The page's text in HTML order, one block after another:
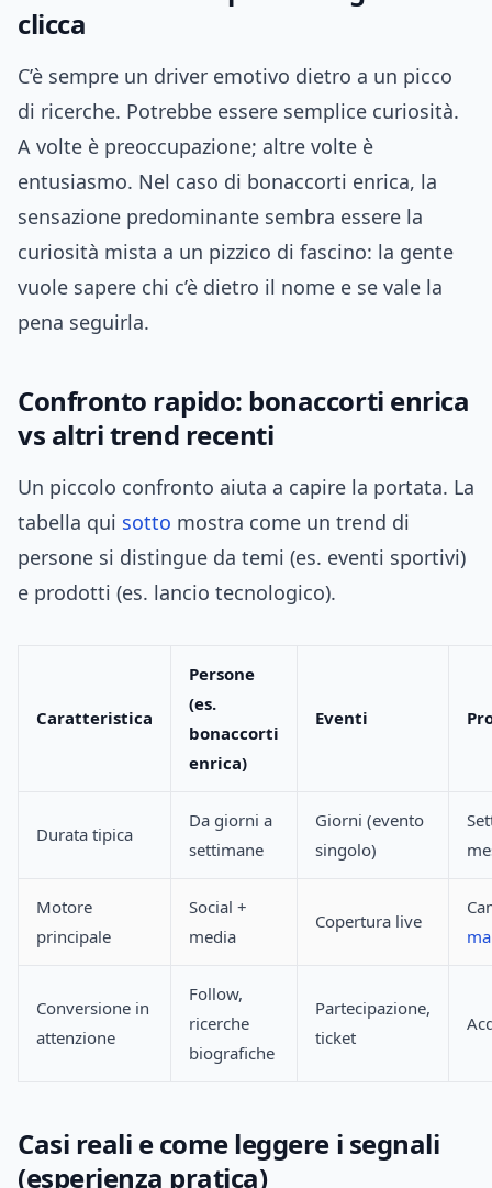
clicca
C’è sempre un driver emotivo dietro a un picco
di ricerche. Potrebbe essere semplice curiosità.
A volte è preoccupazione; altre volte è
entusiasmo. Nel caso di bonaccorti enrica, la
sensazione predominante sembra essere la
curiosità mista a un pizzico di fascino: la gente
vuole sapere chi c’è dietro il nome e se vale la
pena seguirla.
Confronto rapido: bonaccorti enrica
vs altri trend recenti
Un piccolo confronto aiuta a capire la portata. La
tabella qui sotto mostra come un trend di
persone si distingue da temi (es. eventi sportivi)
e prodotti (es. lancio tecnologico).
Caratteristica
Persone
(es.
bonaccorti
enrica)
Eventi
Durata tipica
Da giorni a
settimane
Giorni (evento
singolo)
Motore
principale
Social +
media
Copertura live
Conversione in
attenzione
Follow,
ricerche
biografiche
Partecipazione,
ticket
Casi reali e come leggere i segnali
(esperienza pratica)